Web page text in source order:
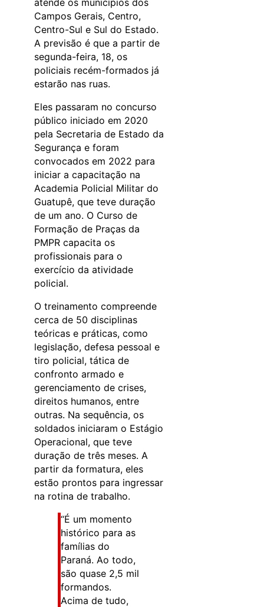
Campos Gerais, Centro,
Centro-Sul e Sul do Estado.
A previsão é que a partir de
segunda-feira, 18, os
policiais recém-formados já
estarão nas ruas.
Eles passaram no concurso
público iniciado em 2020
pela Secretaria de Estado da
Segurança e foram
convocados em 2022 para
iniciar a capacitação na
Academia Policial Militar do
Guatupê, que teve duração
de um ano. O Curso de
Formação de Praças da
PMPR capacita os
profissionais para o
exercício da atividade
policial.
O treinamento compreende
cerca de 50 disciplinas
teóricas e práticas, como
legislação, defesa pessoal e
tiro policial, tática de
confronto armado e
gerenciamento de crises,
direitos humanos, entre
outras. Na sequência, os
soldados iniciaram o Estágio
Operacional, que teve
duração de três meses. A
partir da formatura, eles
estão prontos para ingressar
na rotina de trabalho.
“É um momento
histórico para as
famílias do
Paraná. Ao todo,
são quase 2,5 mil
formandos.
Acima de tudo,